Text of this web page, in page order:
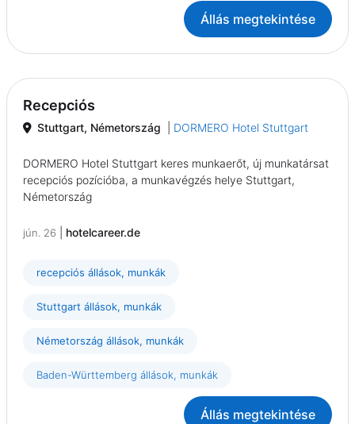
Állás megtekintése
Recepciós
Stuttgart, Németország DORMERO Hotel Stuttgart
DORMERO Hotel Stuttgart keres munkaerőt, új munkatársat
recepciós pozícióba, a munkavégzés helye Stuttgart,
Németország
jún. 26 hotelcareer.de
recepciós állások, munkák
Stuttgart állások, munkák
Németország állások, munkák
Baden-Württemberg állások, munkák
Állás megtekintése